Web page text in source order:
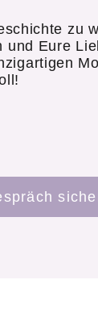
zu
und Eure